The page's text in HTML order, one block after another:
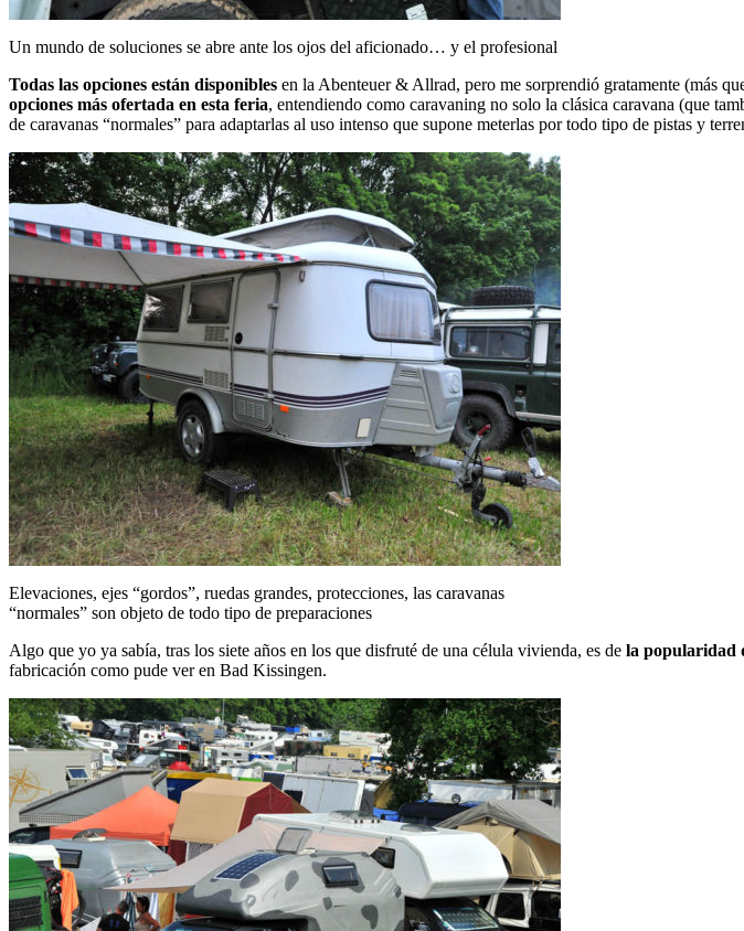
Un mundo de soluciones se abre ante los ojos del aficionado… y el profesional
Todas las opciones están disponibles en la Abenteuer & Allrad, pero me sorprendió gratamente (más
opciones más ofertada en esta feria, entendiendo como caravaning no solo la clásica caravana (que
de caravanas “normales” para adaptarlas al uso intenso que supone meterlas por todo tipo de pistas y
Elevaciones, ejes “gordos”, ruedas grandes, protecciones, las caravanas
“normales” son objeto de todo tipo de preparaciones
Algo que yo ya sabía, tras los siete años en los que disfruté de una célula vivienda, es de la popularidad
fabricación como pude ver en Bad Kissingen.